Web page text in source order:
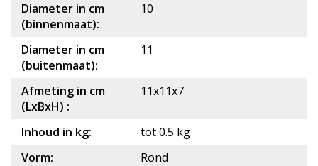
Diameter in cm
(binnenmaat):
10
Diameter in cm
(buitenmaat):
11
Afmeting in cm
(LxBxH) :
11x11x7
Inhoud in kg:
tot 0.5 kg
Vorm:
Rond